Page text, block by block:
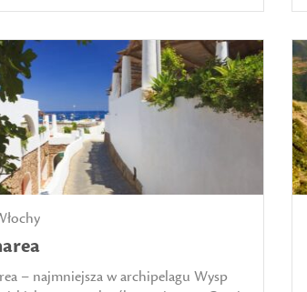
– najmniejsza w archipelagu Wysp